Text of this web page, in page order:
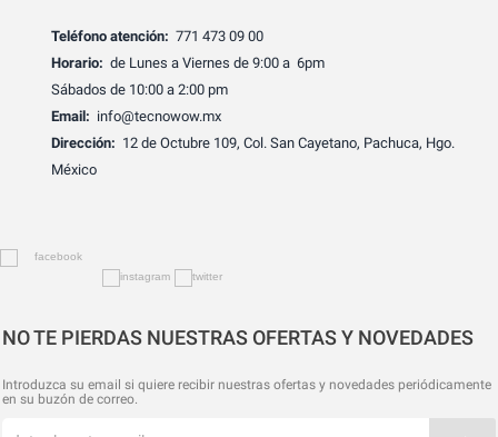
Teléfono atención: 771 473 09 00
Horario: de Lunes a Viernes de 9:00 a 6pm
Sábados de 10:00 a 2:00 pm
Email: info@tecnowow.mx
Dirección: 12 de Octubre 109, Col. San Cayetano, Pachuca, Hgo.
México
NO TE PIERDAS NUESTRAS OFERTAS Y NOVEDADES
Introduzca su email si quiere recibir nuestras ofertas y novedades periódicamente
en su buzón de correo.